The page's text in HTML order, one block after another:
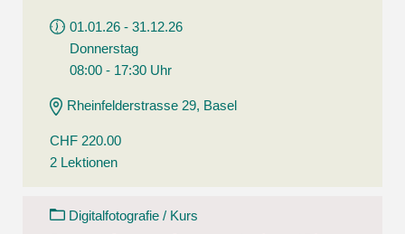
01.01.26 - 31.12.26
Donnerstag
08:00 - 17:30 Uhr
Rheinfelderstrasse 29, Basel
CHF 220.00
2 Lektionen
Digitalfotografie / Kurs